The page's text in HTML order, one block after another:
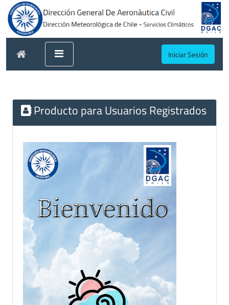
Iniciar Sesión
Producto para Usuarios Registrados